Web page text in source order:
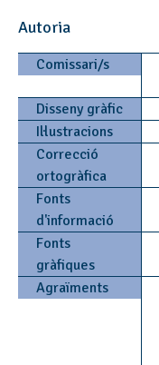
Autoria
Comissari/s
Disseny gràfic
Il·lustracions
Correcció
ortogràfica
Fonts
d'informació
Fonts
gràfiques
Agraïments